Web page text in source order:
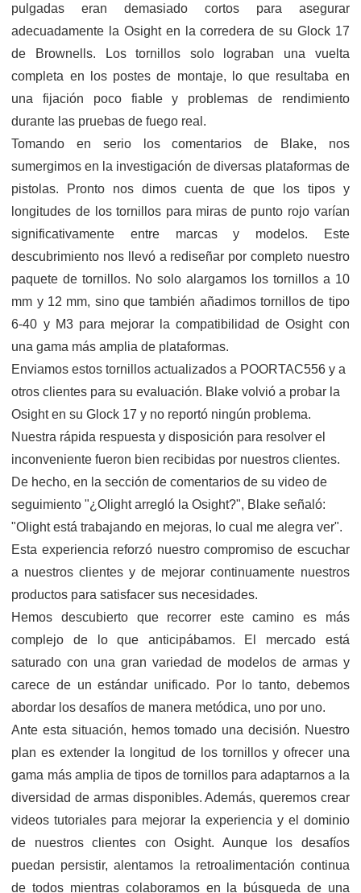
pulgadas eran demasiado cortos para asegurar
adecuadamente la Osight en la corredera de su Glock 17
de Brownells. Los tornillos solo lograban una vuelta
completa en los postes de montaje, lo que resultaba en
una fijación poco fiable y problemas de rendimiento
durante las pruebas de fuego real.
Tomando en serio los comentarios de Blake, nos
sumergimos en la investigación de diversas plataformas de
pistolas. Pronto nos dimos cuenta de que los tipos y
longitudes de los tornillos para miras de punto rojo varían
significativamente entre marcas y modelos. Este
descubrimiento nos llevó a rediseñar por completo nuestro
paquete de tornillos. No solo alargamos los tornillos a 10
mm y 12 mm, sino que también añadimos tornillos de tipo
6-40 y M3 para mejorar la compatibilidad de Osight con
una gama más amplia de plataformas.
Enviamos estos tornillos actualizados a POORTAC556 y a
otros clientes para su evaluación. Blake volvió a probar la
Osight en su Glock 17 y no reportó ningún problema.
Nuestra rápida respuesta y disposición para resolver el
inconveniente fueron bien recibidas por nuestros clientes.
De hecho, en la sección de comentarios de su video de
seguimiento "¿Olight arregló la Osight?", Blake señaló:
"Olight está trabajando en mejoras, lo cual me alegra ver".
Esta experiencia reforzó nuestro compromiso de escuchar
a nuestros clientes y de mejorar continuamente nuestros
productos para satisfacer sus necesidades.
Hemos descubierto que recorrer este camino es más
complejo de lo que anticipábamos. El mercado está
saturado con una gran variedad de modelos de armas y
carece de un estándar unificado. Por lo tanto, debemos
abordar los desafíos de manera metódica, uno por uno.
Ante esta situación, hemos tomado una decisión. Nuestro
plan es extender la longitud de los tornillos y ofrecer una
gama más amplia de tipos de tornillos para adaptarnos a la
diversidad de armas disponibles. Además, queremos crear
videos tutoriales para mejorar la experiencia y el dominio
de nuestros clientes con Osight. Aunque los desafíos
puedan persistir, alentamos la retroalimentación continua
de todos mientras colaboramos en la búsqueda de una